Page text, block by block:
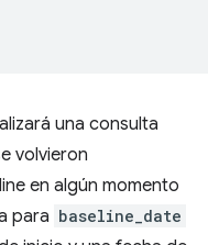
una consulta
volvieron
en algún momento
para baseline_date